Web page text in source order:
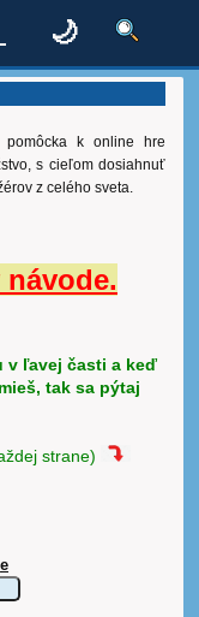
🌙
k online hre
s cieľom dosiahnuť
z celého sveta.
v ľavej časti a keď
tak sa pýtaj
strane)